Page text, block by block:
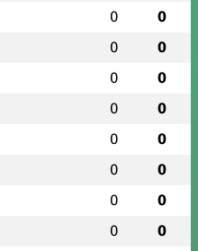
0 0
0 0
0 0
0 0
0 0
0 0
0 0
0 0